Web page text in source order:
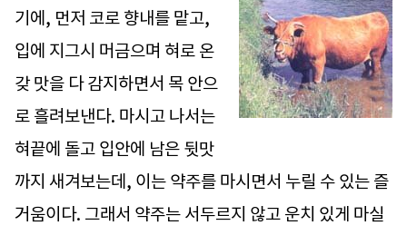
기에, 먼저 코로 향내를 맡고,
입에 지그시 머금으며 혀로 온
갖 맛을 다 감지하면서 목 안으
로 흘려보낸다. 마시고 나서는
혀끝에 돌고 입안에 남은 뒷맛
까지 새겨보는데, 이는 약주를 마시면서 누릴 수 있는 즐
거움이다. 그래서 약주는 서두르지 않고 운치 있게 마실